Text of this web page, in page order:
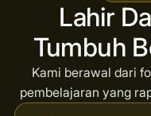
Lahir
Tumbuh
Kami berawal dari
pembelajaran yang